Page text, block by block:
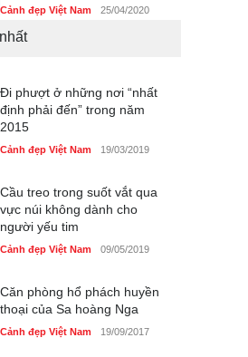
Cảnh đẹp Việt Nam 25/04/2020
Cảnh đẹp Việt Nam 25/04/2020
Bán đảo Sơn Trà sẽ là khu
du lịch quốc gia
Đi phượt ở những nơi “nhất
định phải đến” trong năm
2015
Cảnh đẹp Việt Nam 19/03/2019
Cầu treo trong suốt vắt qua
vực núi không dành cho
người yếu tim
Cảnh đẹp Việt Nam 09/05/2019
Căn phòng hổ phách huyền
thoại của Sa hoàng Nga
Cảnh đẹp Việt Nam 19/09/2017